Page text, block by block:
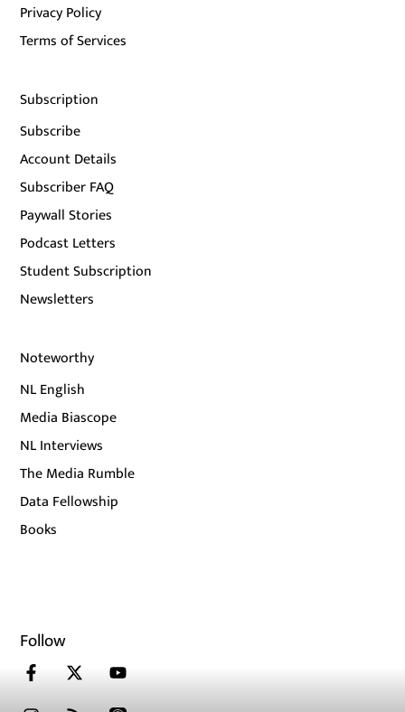
Privacy Policy
Terms of Services
Subscription
Subscribe
Account Details
Subscriber FAQ
Paywall Stories
Podcast Letters
Student Subscription
Newsletters
Noteworthy
NL English
Media Biascope
NL Interviews
The Media Rumble
Data Fellowship
Books
Follow